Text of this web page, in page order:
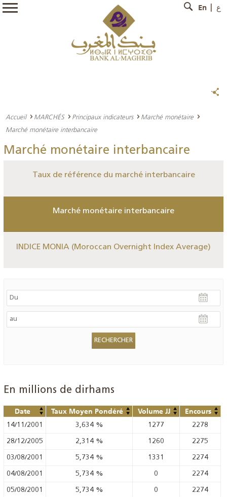
En ع
Accueil MARCHÉS Principaux indicateurs
Marché monétaire
Marché monétaire interbancaire
Marché monétaire interbancaire
Taux de référence du marché interbancaire
Marché monétaire interbancaire
INDICE MONIA (Moroccan Overnight Index Average)
En millions de dirhams
Date Taux Moyen Pondéré Volume JJ Encours
14/11/2001 3,634 % 1277 2278
28/12/2005 2,314 % 1260 2275
03/08/2001 5,734 % 1331 2274
04/08/2001 5,734 % 0 2274
05/08/2001 5,734 % 0 2274